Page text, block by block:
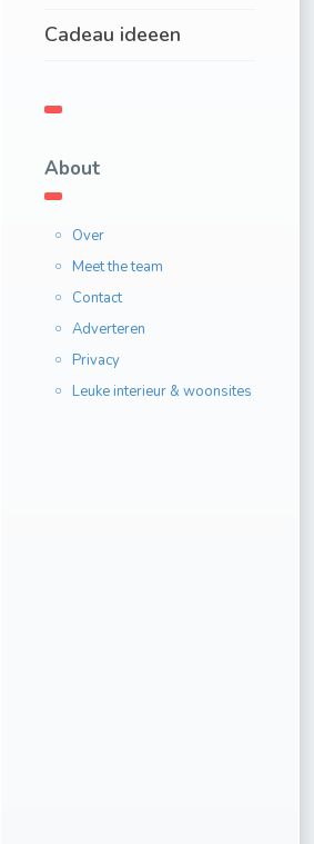
Cadeau ideeen
About
Over
Meet the team
Contact
Adverteren
Privacy
Leuke interieur & woonsites